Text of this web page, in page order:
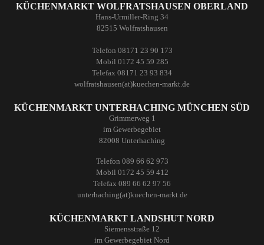
KÜCHENMARKT WOLFRATSHAUSEN OBERLAND
Hans-Urmiller-Ring 34
82515 Wolfratshausen
Telefon 08171 23 90 173
Mobil 0172 45 59 285
Telefax 08171 23 93 834
wolfratshausen(at)kuechen-markt.de
KÜCHENMARKT UNTERHACHING MÜNCHEN SÜD
Grimmerweg 1
im Gewerbegebiet
82008 Unterhaching
Telefon 089 66 62 973
Mobil 0172 45 59 412
Telefax 089 66 62 97 56
unterhaching(at)kuechen-markt.de
KÜCHENMARKT LANDSHUT NORD
Siemensstraße 12
im Gewerbegebiet Nord